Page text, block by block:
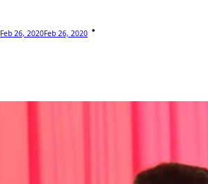
Feb 26, 2020Feb 26, 2020